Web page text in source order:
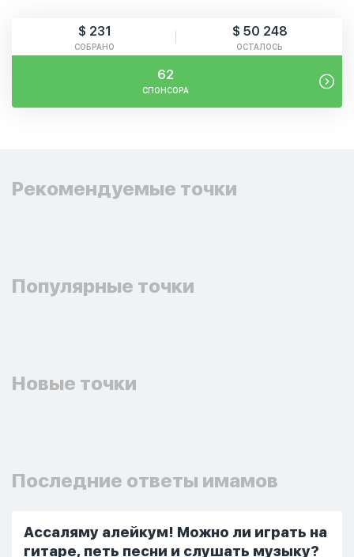
$ 231
СОБРАНО
$ 50 248
ОСТАЛОСЬ
62
СПОНСОРА
Рекомендуемые точки
Популярные точки
Новые точки
Последние ответы имамов
Ассаляму алейкум! Можно ли играть на
гитаре, петь песни и слушать музыку?